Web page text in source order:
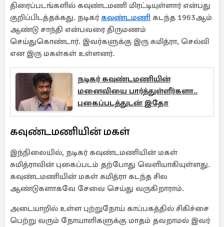
திரைப்படங்களில் கவுண்டமணி மிரட்டியுள்ளார் என்பது
குறிப்பிடத்தக்கது. நடிகர் கவுண்டமணி கடந்த 1963ஆம்
ஆண்டு சாந்தி என்பவரை திருமணம்
செய்துகொண்டார். இவர்களுக்கு இரு சுமித்ரா, செல்வி
என இரு மகள்கள் உள்ளனர்.
நடிகர் கவுண்டமணியின்
மனைவியை பார்த்துள்ளீர்களா..
புகைப்படத்துடன் இதோ
கவுண்டமணியின் மகள்
இந்நிலையில், நடிகர் கவுண்டமணியின் மகள்
சுமித்ராவின் புகைப்படம் தற்போது வெளியாகியுள்ளது.
கவுண்டமணியின் மகள் சுமித்ரா கடந்த சில
ஆண்டுகளாகவே சேவை செய்து வருகிறாராம்.
அடையாறில் உள்ள புற்றுநோய் காப்பகத்தில் சிகிச்சை
பெற்று வரும் நோயாளிகளுக்கு மாதம் தவறாமல் இவர்